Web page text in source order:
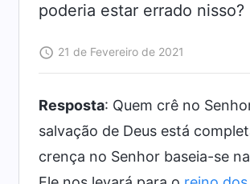
poderia estar errado nisso?
21 de Fevereiro de 2021
Resposta: Quem crê no
salvação de Deus está
crença no Senhor baseia-se